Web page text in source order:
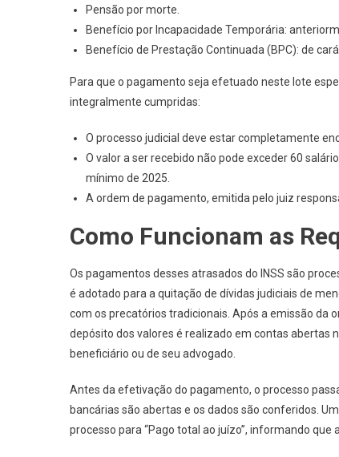
Pensão por morte.
Benefício por Incapacidade Temporária:
Benefício de Prestação Continuada (BPC): de
Para que o pagamento seja efetuado neste lote
integralmente cumpridas:
O processo judicial deve estar completamente
O valor a ser recebido não pode exceder 60
mínimo de 2025.
A ordem de pagamento, emitida pelo juiz
Como Funcionam as
Os pagamentos desses atrasados do INSS são
é adotado para a quitação de dívidas judiciais de
com os precatórios tradicionais. Após a emissão da
depósito dos valores é realizado em contas abertas
beneficiário ou de seu advogado.
Antes da efetivação do pagamento, o processo
bancárias são abertas e os dados são conferidos.
processo para “Pago total ao juízo”, informando que